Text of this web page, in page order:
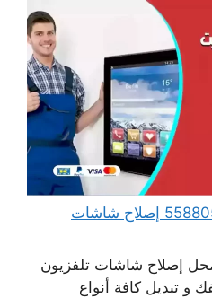
فني تصليح تلفزيونات 55880595 إصلاح شاشات
إصلاح شاشات تلفزيون
و تبديل كافة أنواع